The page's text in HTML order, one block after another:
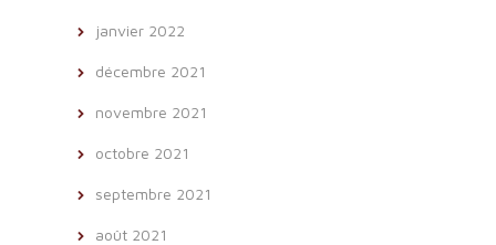
janvier 2022
décembre 2021
novembre 2021
octobre 2021
septembre 2021
août 2021